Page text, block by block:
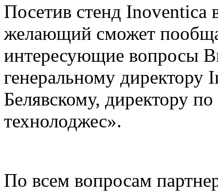
Посетив стенд
желающий сможет
интересующие вопросы
генеральному
Белявскому, директору
технолоджес».
По всем вопросам